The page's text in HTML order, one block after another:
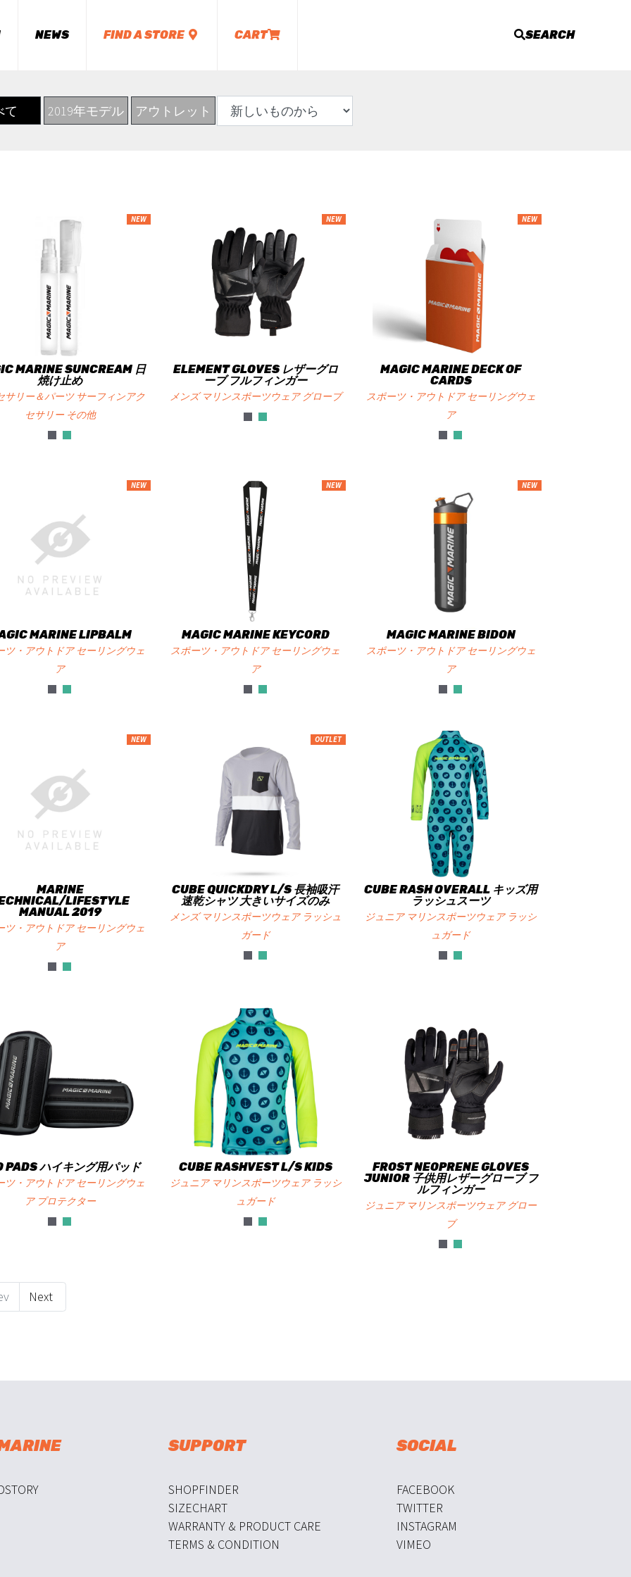
NEWS FIND A STORE CART SEARCH
て 2019年モデル アウトレット
NEW
MARINE SUNCREAM 日
焼け止め
サリー＆パーツ サーフィンアク
セサリー その他
NEW
ELEMENT GLOVES レザーグロ
ーブ フルフィンガー
メンズ マリンスポーツウェア グローブ
NEW
MAGIC MARINE DECK OF
CARDS
スポーツ・アウトドア セーリングウェ
ア
NEW
MARINE LIPBALM
ツ・アウトドア セーリングウェ
ア
NEW
MAGIC MARINE KEYCORD
スポーツ・アウトドア セーリングウェ
ア
NEW
MAGIC MARINE BIDON
スポーツ・アウトドア セーリングウェ
ア
NEW
MARINE
LIFESTYLE
MANUAL 2019
ツ・アウトドア セーリングウェ
ア
OUTLET
CUBE QUICKDRY L/S 長袖吸汗
速乾シャツ 大きいサイズのみ
メンズ マリンスポーツウェア ラッシュ
ガード
CUBE RASH OVERALL キッズ用
ラッシュスーツ
ジュニア マリンスポーツウェア ラッシ
ュガード
PADS ハイキング用パッド
ツ・アウトドア セーリングウェ
ア プロテクター
CUBE RASHVEST L/S KIDS
ジュニア マリンスポーツウェア ラッシ
ュガード
FROST NEOPRENE GLOVES
JUNIOR 子供用レザーグローブ フ
ルフィンガー
ジュニア マリンスポーツウェア グロー
ブ
Next
SUPPORT
SHOPFINDER
SIZECHART
WARRANTY & PRODUCT CARE
TERMS & CONDITION
SOCIAL
FACEBOOK
TWITTER
INSTAGRAM
VIMEO